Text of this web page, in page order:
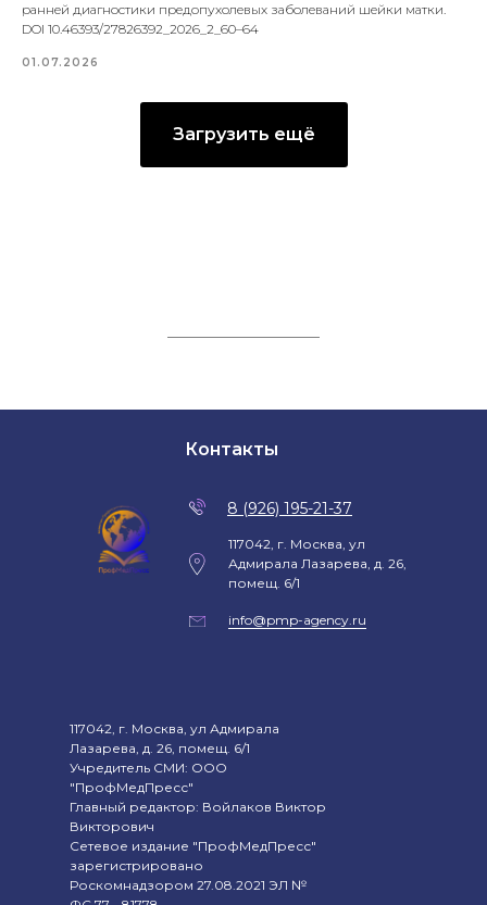
ранней диагностики предопухолевых заболеваний шейки матки.
DOI 10.46393/27826392_2026_2_60–64
01.07.2026
Загрузить ещё
Контакты
117042, г. Москва, ул
Адмирала Лазарева, д. 26,
помещ. 6/1
info@pmp-agency.ru
8 (926) 195-21-37
117042, г. Москва, ул Адмирала
Лазарева, д. 26, помещ. 6/1
Учредитель СМИ: ООО
"ПрофМедПресс"
Главный редактор: Войлаков Виктор
Викторович
Сетевое издание "ПрофМедПресс"
зарегистрировано
Роскомнадзором 27.08.2021 ЭЛ №